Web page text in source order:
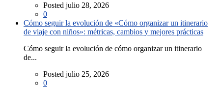
Posted julio 28, 2026
0
Cómo seguir la evolución de «Cómo organizar un itinerario
de viaje con niños»: métricas, cambios y mejores prácticas
Cómo seguir la evolución de cómo organizar un itinerario
de...
Posted julio 25, 2026
0